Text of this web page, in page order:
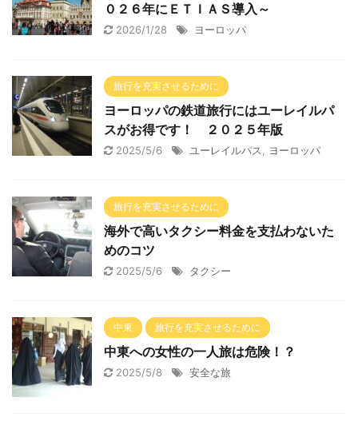
０２６年にＥＴＩＡＳ導入～
2026/1/28 ヨーロッパ
旅行を充実させるために
ヨーロッパの鉄道旅行にはユーレイルパ
スがお得です！ ２０２５年版
2025/5/6 ユーレイルパス ヨーロッパ
旅行を充実させるために
海外で高いタクシー料金を支払わないた
めのコツ
2025/5/6 タクシー
中東 旅行を充実させるために
中東への女性の一人旅は危険！？
2025/5/8 安全な旅